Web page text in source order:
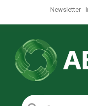
Newsletter